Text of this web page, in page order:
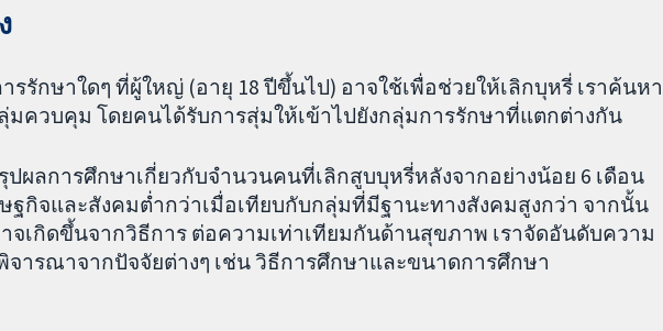
รักษาใดๆ ที่ผู้ใหญ่ (อายุ 18 ปีขึ้นไป) อาจใช้เพื่อช่วยให้เลิกบุหรี่ เราค้นหา
ควบคุม โดยคนได้รับการสุ่มให้เข้าไปยังกลุ่มการรักษาที่แตกต่างกัน
ปผลการศึกษาเกี่ยวกับจำนวนคนที่เลิกสูบบุหรี่หลังจากอย่างน้อย 6 เดือน
ฐกิจและสังคมต่ำกว่าเมื่อเทียบกับกลุ่มที่มีฐานะทางสังคมสูงกว่า จากนั้น
จเกิดขึ้นจากวิธีการ ต่อความเท่าเทียมกันด้านสุขภาพ เราจัดอันดับความ
ารณาจากปัจจัยต่างๆ เช่น วิธีการศึกษาและขนาดการศึกษา